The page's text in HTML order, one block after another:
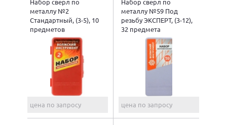
металлу №2
Стандартный, (3-5), 10
предметов
цена по запросу
металлу №59 Под
резьбу ЭКСПЕРТ, (3-12),
32 предмета
цена по запросу